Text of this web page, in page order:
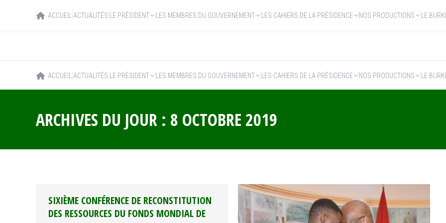
ACCUEIL ACTUALITÉS LE PRÉSIDENT LES MEMBRES DU GOUVERNEMENT LES CAHIERS DE LA PRÉSIDENCE NOS PRODUCTIONS LE
ARCHIVES DU JOUR : 8 OCTOBRE 2019
SIXIÈME CONFÉRENCE DE RECONSTITUTION
DES RESSOURCES DU FONDS MONDIAL DE
ACCUEIL ACTUALITÉS LE PRÉSIDENT LES MEMBRES DU GOUVERNEMENT LES CAHIERS DE LA PRÉSIDENCE NOS PRODUCTIONS LE